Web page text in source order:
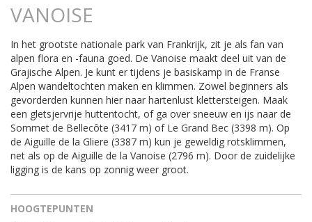
VANOISE
In het grootste nationale park van Frankrijk, zit je als fan van
alpen flora en -fauna goed. De Vanoise maakt deel uit van de
Grajische Alpen. Je kunt er tijdens je basiskamp in de Franse
Alpen wandeltochten maken en klimmen. Zowel beginners als
gevorderden kunnen hier naar hartenlust klettersteigen. Maak
een gletsjervrije huttentocht, of ga over sneeuw en ijs naar de
Sommet de Bellecôte (3417 m) of Le Grand Bec (3398 m). Op
de Aiguille de la Gliere (3387 m) kun je geweldig rotsklimmen,
net als op de Aiguille de la Vanoise (2796 m). Door de zuidelijke
ligging is de kans op zonnig weer groot.
HOOGTEPUNTEN